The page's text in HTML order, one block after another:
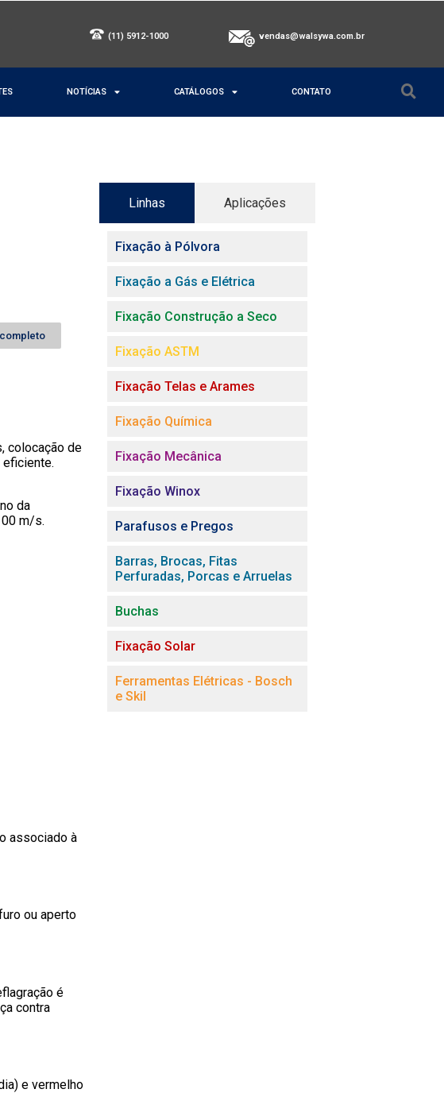
(11) 5912-1000 vendas@walsywa.com.br
NOTÍCIAS CATÁLOGOS CONTATO
colocação de
eficiente.
da
m/s.
associado à
ou aperto
é
contra
e vermelho
Linhas Aplicações
Fixação à Pólvora
Fixação a Gás e Elétrica
Fixação Construção a Seco
Fixação ASTM
Fixação Telas e Arames
Fixação Química
Fixação Mecânica
Fixação Winox
Parafusos e Pregos
Barras, Brocas, Fitas
Perfuradas, Porcas e Arruelas
Buchas
Fixação Solar
Ferramentas Elétricas - Bosch
e Skil